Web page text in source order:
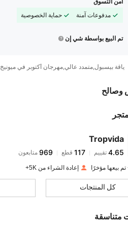
أمن التسوق
مدفوعات آمنة
حماية الخصوصية
تم البيع بواسطة شي إن
ياقة بيسبول,متمدد عالي,مهرجان أكتوبر في ميونيخ
وصالح
Tropvida
4.65
4.65 تقييم
e***y تم دفعمنذ 1 يوم
إعادة الشراء من 5K+
كل المنتجات
متناسقة